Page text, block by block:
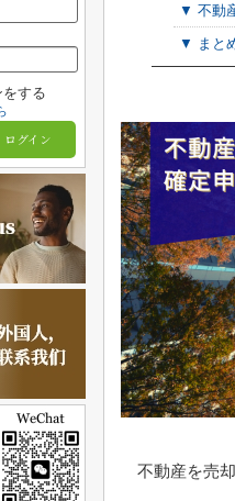
▼ 不動
▼ まと
不動産を売
する
ログイン